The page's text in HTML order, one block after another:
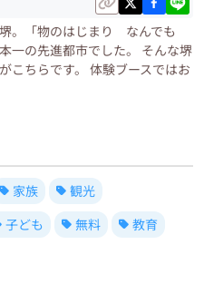
。「物のはじまり なんでも
一の先進都市でした。 そんな堺
こちらです。 体験ブースではお
家族
観光
子ども 無料
教育